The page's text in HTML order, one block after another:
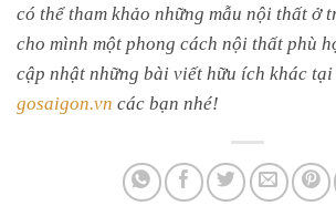
có thể tham khảo những mẫu nội thất ở
cho mình một phong cách nội thất phù
cập nhật những bài viết hữu ích khác
gosaigon.vn các bạn nhé!